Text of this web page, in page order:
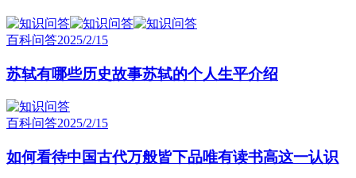
百科问答2025/2/15
苏轼有哪些历史故事苏轼的个人生平介绍
百科问答2025/2/15
如何看待中国古代万般皆下品唯有读书高这一认识